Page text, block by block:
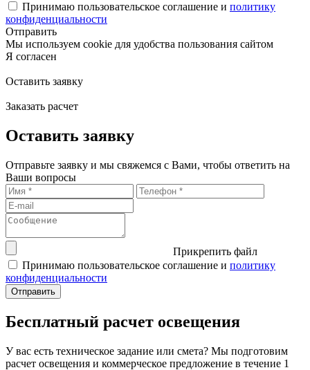
Принимаю пользовательское соглашение и политику
конфиденциальности
Отправить
Мы используем cookie для удобства пользования сайтом
Я согласен
Оставить заявку
Заказать расчет
Оставить заявку
Отправьте заявку и мы свяжемся с Вами, чтобы ответить на
Ваши вопросы
Прикрепить файл
Принимаю пользовательское соглашение и политику
конфиденциальности
Бесплатный расчет освещения
У вас есть техническое задание или смета? Мы подготовим
расчет освещения и коммерческое предложение в течение 1